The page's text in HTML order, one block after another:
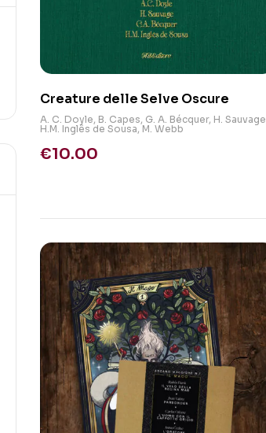
Creature delle Selve Oscure
A. C. Doyle, B. Capes, G. A. Bécquer, H. Sauvage
H.M. Inglês de Sousa, M. Webb
€10.00